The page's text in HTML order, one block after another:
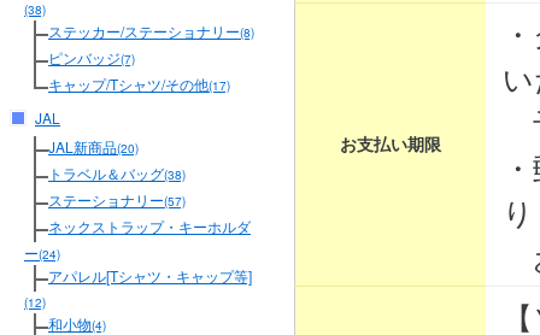
(38)
ステッカー/ステーショナリー(8)
ピンバッジ(7)
キャップ/Tシャツ/その他(17)
JAL
JAL新商品(20)
トラベル＆バッグ(38)
ステーショナリー(57)
ネックストラップ・キーホルダ
ー(24)
アパレル[Tシャツ・キャップ等]
(12)
和小物(4)
お支払い期限